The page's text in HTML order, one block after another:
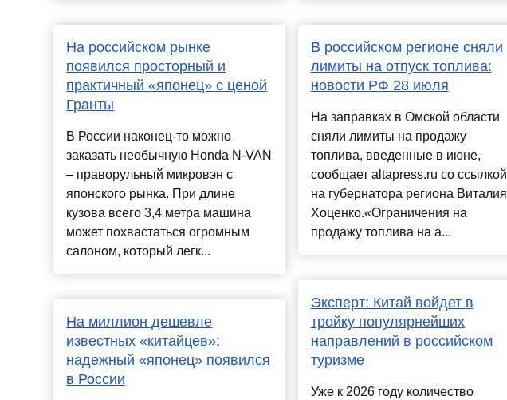
На российском рынке
появился просторный и
практичный «японец» с ценой
Гранты
В России наконец-то можно
заказать необычную Honda N-VAN
– праворульный микровэн с
японского рынка. При длине
кузова всего 3,4 метра машина
может похвастаться огромным
салоном, который легк...
На миллион дешевле
известных «китайцев»:
надежный «японец» появился
в России
В российском регионе сняли
лимиты на отпуск топлива:
новости РФ 28 июля
На заправках в Омской области
сняли лимиты на продажу
топлива, введенные в июне,
сообщает altapress.ru со ссылкой
на губернатора региона Виталия
Хоценко.«Ограничения на
продажу топлива на а...
Эксперт: Китай войдет в
тройку популярнейших
направлений в российском
туризме
Уже к 2026 году количество